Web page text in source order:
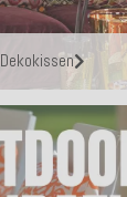
Dekokissen